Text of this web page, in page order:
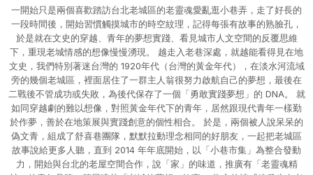
一開始只是兩個喜歡踏訪台北老城區的老靈魂愛亂逛小巷弄，走了好長的
一段時間後，開始習慣觸摸城市的時空紋理，記得每張有故事的熟臉孔，
於是就在文史的穿越、青年的夢想實踐、看見城市人文空間的反覆思維
下，重現老城情感的想像慢慢湧現。 越走入老巷深處，就越能看得見在地
文史，我們特別著迷台灣的 1920年代（台灣的黃金年代），在淡水河流域
旁的幾個老城區，裡面居住了一群主人翁很努力啟航自己的夢想，最後在
二戰後不管成功或失敗，為後代保存了一個「勇敢實踐夢想」的 DNA。 就
如同穿越劇的難以想像，對照黃金年代下的青年，居然跟現代青年一樣勤
於作夢，善於在地策展與實踐創意的個性相合。 於是，兩個被人說呆呆的
偽文青，組成了舒喜巷團隊，默默拉動理念相同的好朋友，一起把老城區
故事說給更多人聽，直到 2014 年年底開始，以「小巷市集」為整合發動
力，開始與台北的老屋空間合作，說「家」的味道，推廣有「老靈魂精